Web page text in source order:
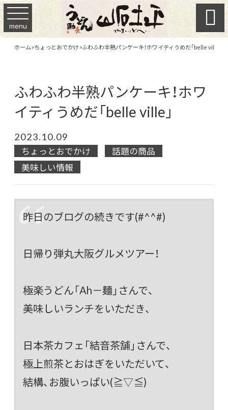
menu 
ホーム>ちょっとおでかけ>ふわふわ半熟パンケーキ！ホワイティうめだ「belle ville」
ふわふわ半熟パンケーキ！ホワ
イティうめだ「belle ville」
2023.10.09
ちょっとおでかけ
話題の商品
美味しい情報
昨日のブログの続きです(#^^#)
日帰り弾丸大阪グルメツアー！
極楽うどん「Ah－麺」さんで、
美味しいランチをいただき、
日本茶カフェ「結音茶舗」さんで、
極上煎茶とおはぎをいただいて、
結構、お腹いっぱい(≧▽≦)